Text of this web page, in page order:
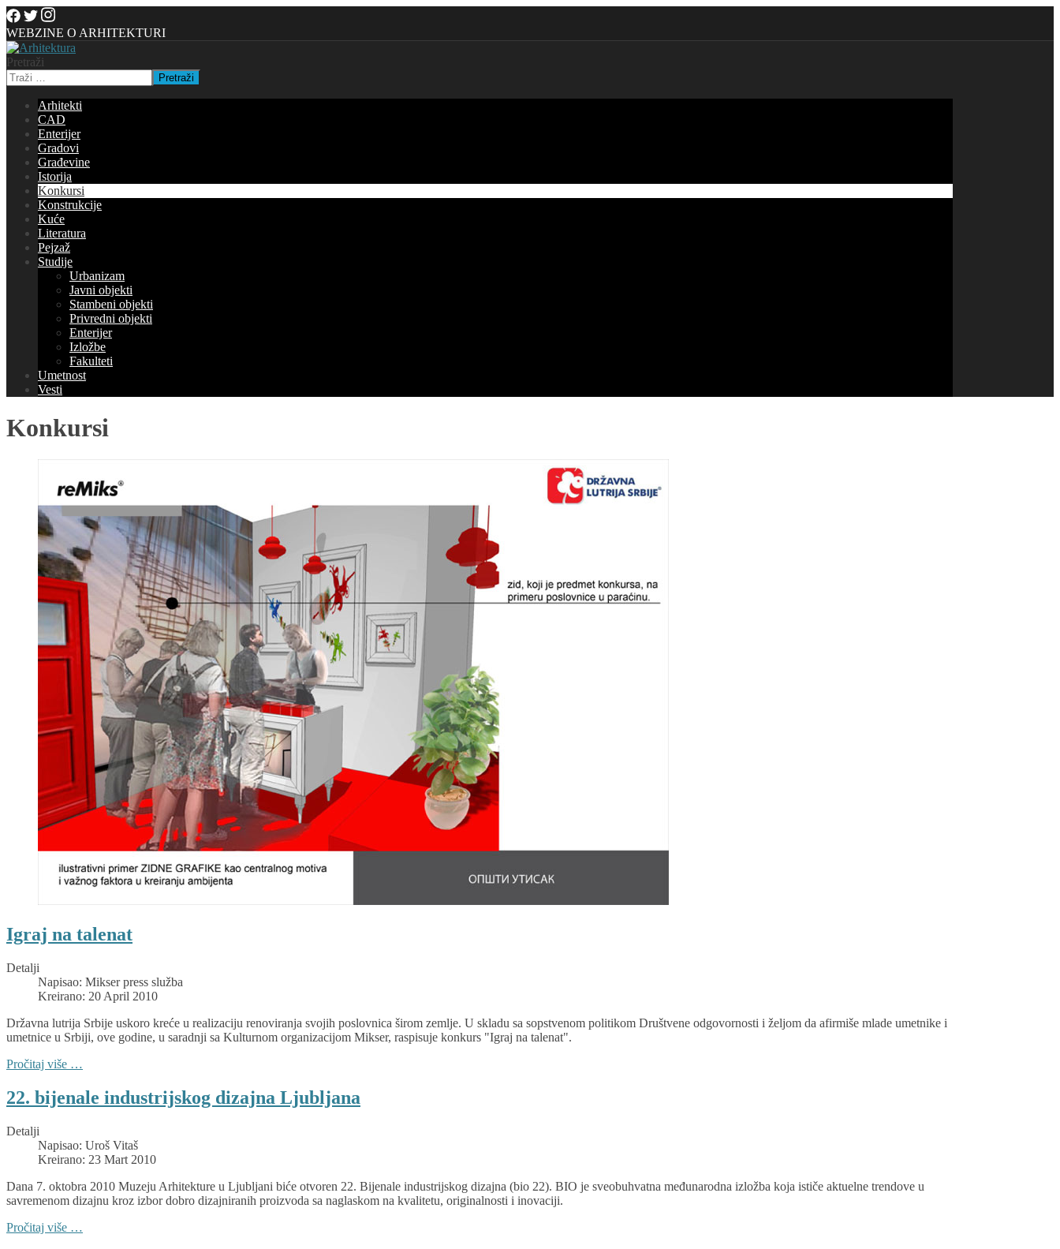
WEBZINE O ARHITEKTURI
Pretraži
Pretraži
Arhitekti
CAD
Enterijer
Gradovi
Građevine
Istorija
Konkursi
Konstrukcije
Kuće
Literatura
Pejzaž
Studije
Urbanizam
Javni objekti
Stambeni objekti
Privredni objekti
Enterijer
Izložbe
Fakulteti
Umetnost
Vesti
Konkursi
Igraj na talenat
Detalji
Napisao: Mikser press služba
Kreirano: 20 April 2010
Državna lutrija Srbije uskoro kreće u realizaciju renoviranja svojih poslovnica širom zemlje. U skladu sa sopstvenom politikom Društvene odgovornosti i željom da afirmiše mlade umetnike i
umetnice u Srbiji, ove godine, u saradnji sa Kulturnom organizacijom Mikser, raspisuje konkurs "Igraj na talenat".
Pročitaj više …
22. bijenale industrijskog dizajna Ljubljana
Detalji
Napisao: Uroš Vitaš
Kreirano: 23 Mart 2010
Dana 7. oktobra 2010 Muzeju Arhitekture u Ljubljani biće otvoren 22. Bijenale industrijskog dizajna (bio 22). BIO je sveobuhvatna međunarodna izložba koja ističe aktuelne trendove u
savremenom dizajnu kroz izbor dobro dizajniranih proizvoda sa naglaskom na kvalitetu, originalnosti i inovaciji.
Pročitaj više …